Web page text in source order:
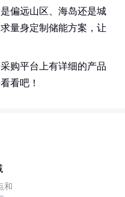
偏远山区、海岛还是城
量身定制储能方案，让
购平台上有详细的产品
看吧！
和